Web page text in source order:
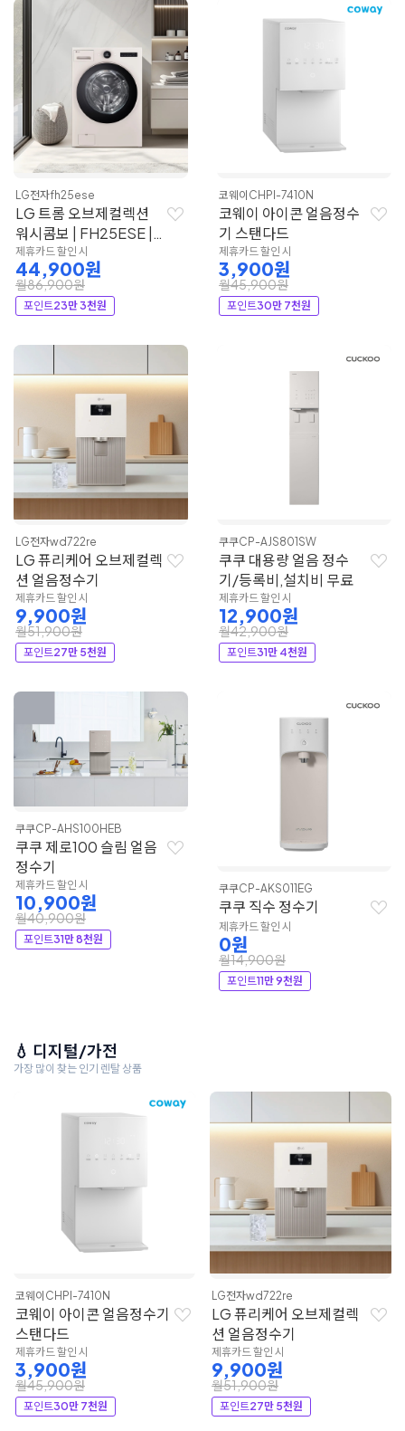
LG전자fh25ese
LG 트롬 오브제컬렉션
워시콤보 | FH25ESE |
LG전자
제휴카드 할인 시
44,900원
월86,900원
포인트23만 3천원
코웨이 CHPI-7410N
코웨이 아이콘 얼음정수
기 스탠다드
제휴카드 할인 시
3,900원
월45,900원
포인트30만 7천원
LG전자wd722re
LG 퓨리케어 오브제컬렉
션 얼음정수기
제휴카드 할인 시
9,900원
월51,900원
포인트27만 5천원
쿠쿠CP-AJS801SW
쿠쿠 대용량 얼음 정수
기/등록비,설치비 무료
제휴카드 할인 시
12,900원
월42,900원
포인트31만 4천원
쿠쿠CP-AHS100HEB
쿠쿠 제로100 슬림 얼음
정수기
제휴카드 할인 시
10,900원
월40,900원
포인트31만 8천원
쿠쿠CP-AKS011EG
쿠쿠 직수 정수기
제휴카드 할인 시
0원
월14,900원
포인트11만 9천원
💧 디지털/가전
가장 많이 찾는 인기 렌탈 상품
코웨이 CHPI-7410N
코웨이 아이콘 얼음정수기
스탠다드
제휴카드 할인 시
3,900원
월45,900원
포인트30만 7천원
LG전자wd722re
LG 퓨리케어 오브제컬렉
션 얼음정수기
제휴카드 할인 시
9,900원
월51,900원
포인트27만 5천원